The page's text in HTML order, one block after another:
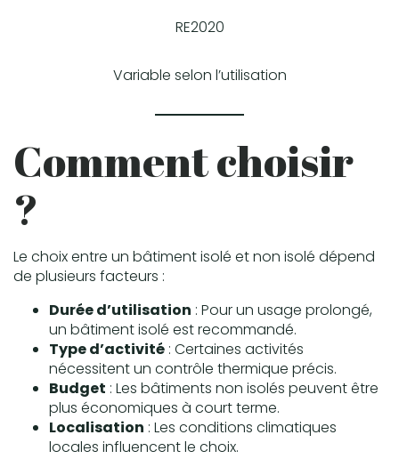
RE2020
Variable selon l’utilisation
Comment choisir
?
Le choix entre un bâtiment isolé et non isolé dépend
de plusieurs facteurs :
Durée d’utilisation : Pour un usage prolongé,
un bâtiment isolé est recommandé.
Type d’activité : Certaines activités
nécessitent un contrôle thermique précis.
Budget : Les bâtiments non isolés peuvent être
plus économiques à court terme.
Localisation : Les conditions climatiques
locales influencent le choix.